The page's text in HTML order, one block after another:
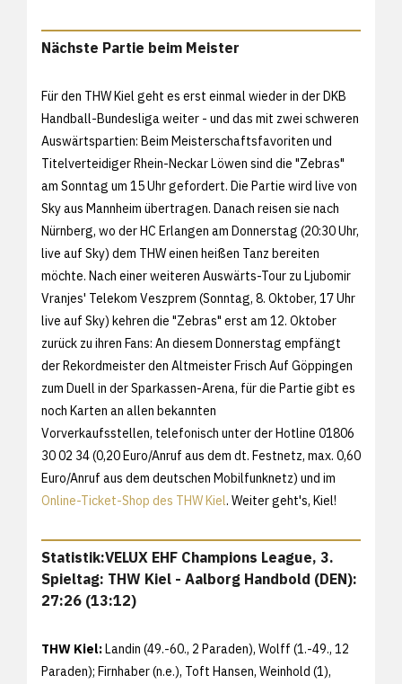
Nächste Partie beim Meister
Für den THW Kiel geht es erst einmal wieder in der DKB
Handball-Bundesliga weiter - und das mit zwei schweren
Auswärtspartien: Beim Meisterschaftsfavoriten und
Titelverteidiger Rhein-Neckar Löwen sind die "Zebras"
am Sonntag um 15 Uhr gefordert. Die Partie wird live von
Sky aus Mannheim übertragen. Danach reisen sie nach
Nürnberg, wo der HC Erlangen am Donnerstag (20:30 Uhr,
live auf Sky) dem THW einen heißen Tanz bereiten
möchte. Nach einer weiteren Auswärts-Tour zu Ljubomir
Vranjes' Telekom Veszprem (Sonntag, 8. Oktober, 17 Uhr
live auf Sky) kehren die "Zebras" erst am 12. Oktober
zurück zu ihren Fans: An diesem Donnerstag empfängt
der Rekordmeister den Altmeister Frisch Auf Göppingen
zum Duell in der Sparkassen-Arena, für die Partie gibt es
noch Karten an allen bekannten
Vorverkaufsstellen, telefonisch unter der Hotline 01806
30 02 34 (0,20 Euro/Anruf aus dem dt. Festnetz, max. 0,60
Euro/Anruf aus dem deutschen Mobilfunknetz) und im
Online-Ticket-Shop des THW Kiel. Weiter geht's, Kiel!
Statistik:VELUX EHF Champions League, 3.
Spieltag: THW Kiel - Aalborg Handbold (DEN):
27:26 (13:12)
THW Kiel:Landin (49.-60., 2 Paraden), Wolff (1.-49., 12
Paraden); Firnhaber (n.e.), Toft Hansen, Weinhold (1),